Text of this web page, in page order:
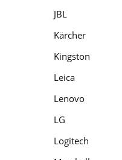
JBL
Kärcher
Kingston
Leica
Lenovo
LG
Logitech